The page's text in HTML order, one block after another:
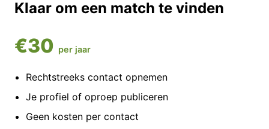
Klaar om een match te vinden
€30 per jaar
Rechtstreeks contact opnemen
Je profiel of oproep publiceren
Geen kosten per contact